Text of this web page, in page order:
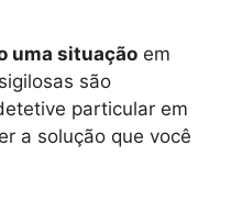
uma situação em
são
particular em
a solução que você